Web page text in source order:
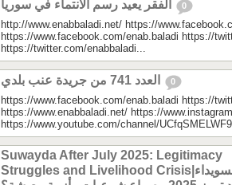
0
http://www.enabbaladi.net/ https://
https://www.facebook.com/enab.baladi https://
https://twitter.com/enabbaladi...
0
https://www.facebook.com/enab.baladi https://
https://www.enabbaladi.net/ https://
https://www.youtube.com/channel/
Suwayda After July 2025: Legitimacy
Struggles and Livelihood Crisis|السويداء